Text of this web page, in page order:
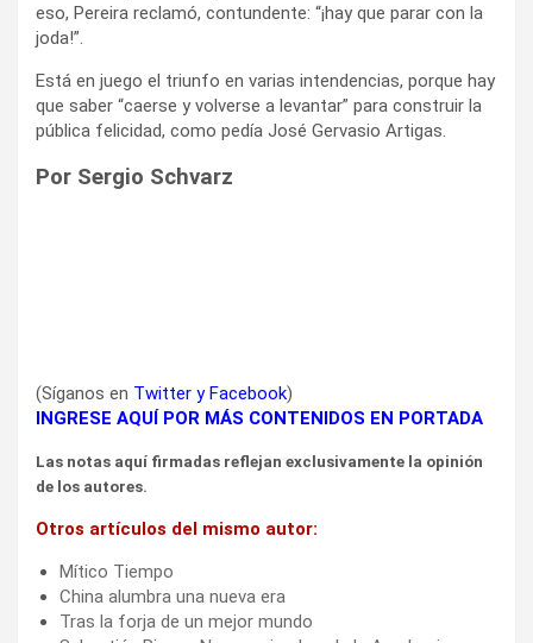
eso, Pereira reclamó, contundente: “¡hay que parar con la
joda!”.
Está en juego el triunfo en varias intendencias, porque hay
que saber “caerse y volverse a levantar” para construir la
pública felicidad, como pedía José Gervasio Artigas.
Por Sergio Schvarz
(Síganos en Twitter yFacebook)
INGRESE AQUÍ POR MÁS CONTENIDOS EN PORTADA
Las notas aquí firmadas reflejan exclusivamente la opinión
de los autores.
Otros artículos del mismo autor:
Mítico Tiempo
China alumbra una nueva era
Tras la forja de un mejor mundo